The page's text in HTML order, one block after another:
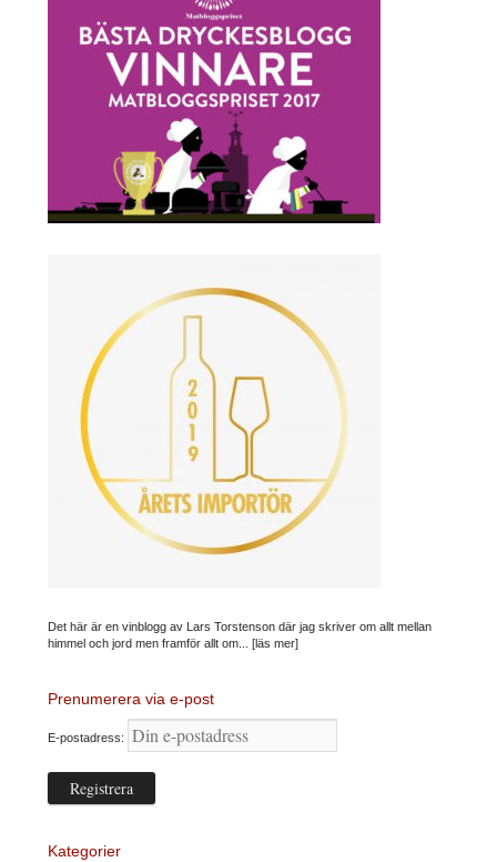
Det här är en vinblogg av Lars Torstenson där jag skriver om allt mellan
himmel och jord men framför allt om... [läs mer]
Prenumerera via e-post
E-postadress:
Kategorier